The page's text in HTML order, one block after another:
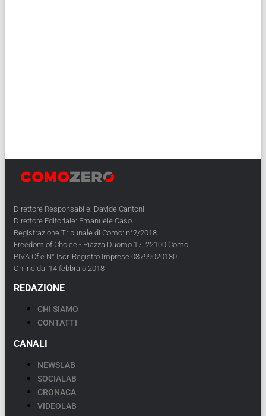
Direttore Responsabile: Davide Cantoni
Direttore Editoriale: Emanuele Caso
Registrazione Tribunale di Como: n°2/2018
Freedom of Choice - Piazza Duomo 17, 22100 Como
PIVA Cf e N° Iscr. Registro Imprese 03799020130
Online dal 14 febbraio 2018
REDAZIONE
CHI SIAMO
CONTATTI
CANALI
NEWSLAB
SOCIALAB
CRONACA
VIDEOLAB